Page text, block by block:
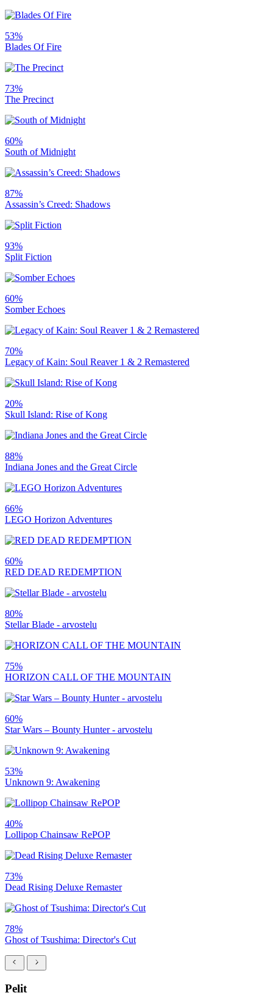
53%
Blades Of Fire
73%
The Precinct
60%
South of Midnight
87%
Assassin’s Creed: Shadows
93%
Split Fiction
60%
Somber Echoes
70%
Legacy of Kain: Soul Reaver 1 & 2 Remastered
20%
Skull Island: Rise of Kong
88%
Indiana Jones and the Great Circle
66%
LEGO Horizon Adventures
60%
RED DEAD REDEMPTION
80%
Stellar Blade - arvostelu
75%
HORIZON CALL OF THE MOUNTAIN
60%
Star Wars – Bounty Hunter - arvostelu
53%
Unknown 9: Awakening
40%
Lollipop Chainsaw RePOP
73%
Dead Rising Deluxe Remaster
78%
Ghost of Tsushima: Director's Cut
Pelit